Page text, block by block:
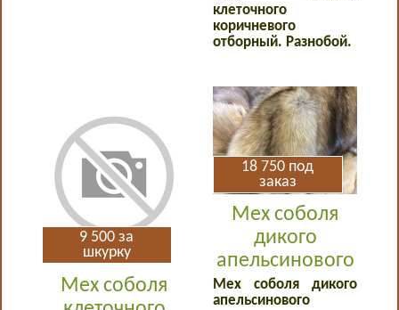
клеточного
коричневого
отборный. Разнобой.
9 500за
шкурку
Мех соболя
18 750 под
заказ
Мех соболя
дикого
апельсинового
Мех соболя дикого
апельсинового